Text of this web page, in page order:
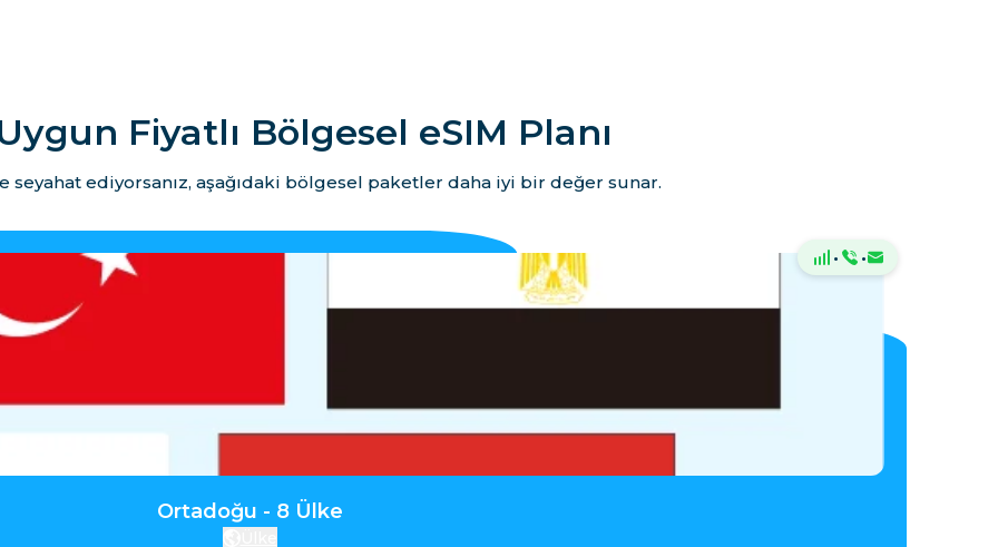
Fiyatlı Bölgesel eSIM Planı
seyahat ediyorsanız, aşağıdaki bölgesel paketler daha iyi bir değer sunar.
· ·
Ortadoğu - 8 Ülke